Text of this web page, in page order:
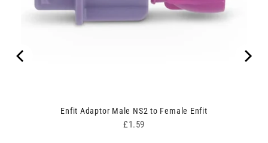
Enfit Adaptor Male NS2 to Female Enfit
Price
£1.59